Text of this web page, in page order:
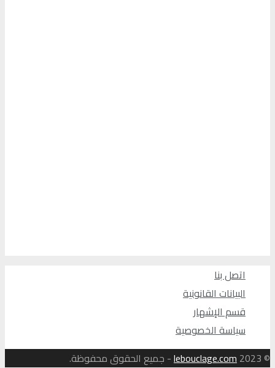
اتصل بنا
البيانات القانونية
قسم الإشهار
سياسة الخصوصية
© 2023
lebouclage.com- جميع الحقوق محفوظة.